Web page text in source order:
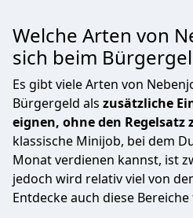
Welche Arten von
sich beim
Es gibt viele Arten von
Bürgergeld als zusätzliche
eignen, ohne den Regelsatz
klassische Minijob, bei dem
Monat verdienen kannst, ist
jedoch wird relativ viel von
Entdecke auch diese